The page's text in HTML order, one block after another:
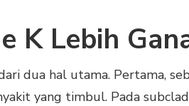
K Lebih
dua hal utama. Pertama,
yang timbul. Pada